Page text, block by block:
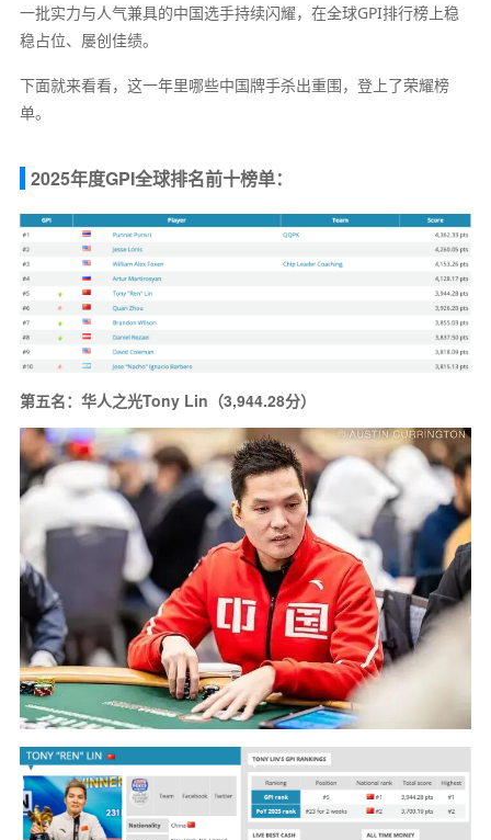
一批实力与人气兼具的中国选手持续闪耀，在全球GPI排行榜上稳
稳占位、屡创佳绩。
下面就来看看，这一年里哪些中国牌手杀出重围，登上了荣耀榜
单。
2025年度GPI全球排名前十榜单：
第五名：华人之光Tony Lin（3,944.28分）